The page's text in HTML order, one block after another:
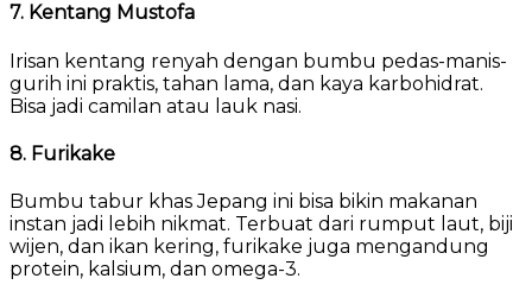
7. Kentang Mustofa
Irisan kentang renyah dengan bumbu pedas-manis-
gurih ini praktis, tahan lama, dan kaya karbohidrat.
Bisa jadi camilan atau lauk nasi.
8. Furikake
Bumbu tabur khas Jepang ini bisa bikin makanan
instan jadi lebih nikmat. Terbuat dari rumput laut, biji
wijen, dan ikan kering, furikake juga mengandung
protein, kalsium, dan omega-3.